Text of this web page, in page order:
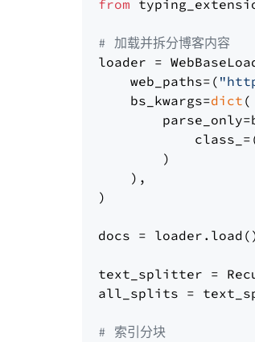
from
# 加载并拆分博客内容
loader =
    web_paths=(
    bs_kwargs=
dict (
        )
    ),
)
docs =
text_splitter =
all_splits =
# 索引分块